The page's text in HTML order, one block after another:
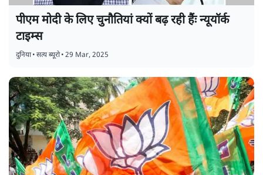
पीएम मोदी के लिए चुनौतियां क्यों बढ़ रही हैंः न्यूयॉर्क
टाइम्स
दुनिया•सत्य ब्यूरो•29 Mar, 2025